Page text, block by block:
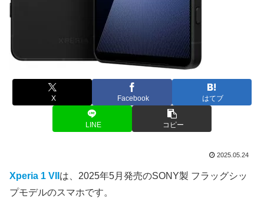
X Facebook はてブ
LINE コピー
2025.05.24
Xperia 1 VII は、2025年5月発売のSONY製 フラッグシッ
プモデルのスマホです。